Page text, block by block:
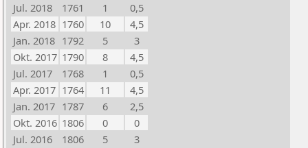
Jul. 2018
1761 1
0,5
Apr. 2018 1760 10
4,5
Jan. 2018 1792 5
3
Okt. 2017 1790 8
4,5
Jul. 2017
1768 1
0,5
Apr. 2017 1764 11
4,5
Jan. 2017 1787 6
2,5
Okt. 2016 1806 0
0
Jul. 2016
1806 5
3